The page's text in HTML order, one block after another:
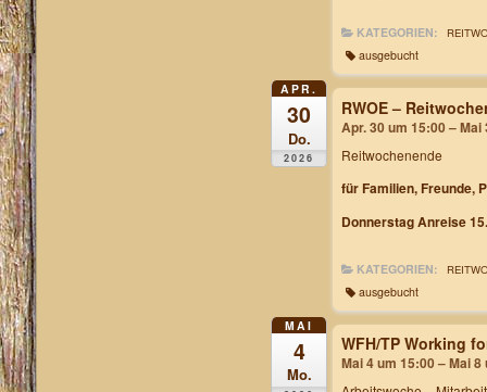
KATEGORIEN:
ausgebucht
APR.
30
Do.
2026
RWOE –
Apr. 30 um 15:00 – Mai
Reitwochenende
für Familien, Freunde,
Donnerstag Anreise
KATEGORIEN:
ausgebucht
MAI
4
Mo.
WFH/TP Working
Mai 4 um 15:00 – Mai 8